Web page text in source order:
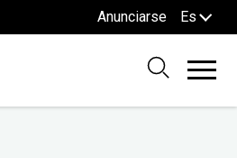
Anunciarse Es